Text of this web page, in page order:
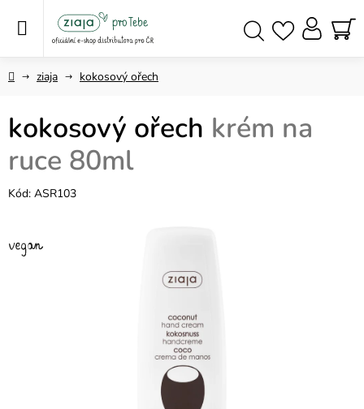
Domůziaja kokosový ořech
kokosový ořech krém na
ruce 80ml
Kód: ASR103